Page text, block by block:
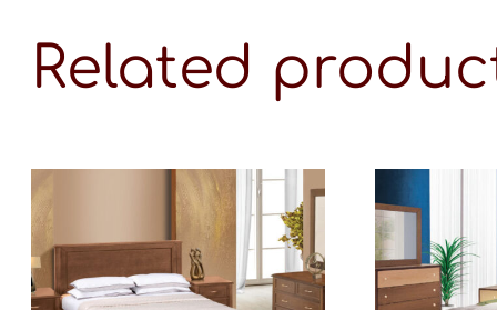
Related